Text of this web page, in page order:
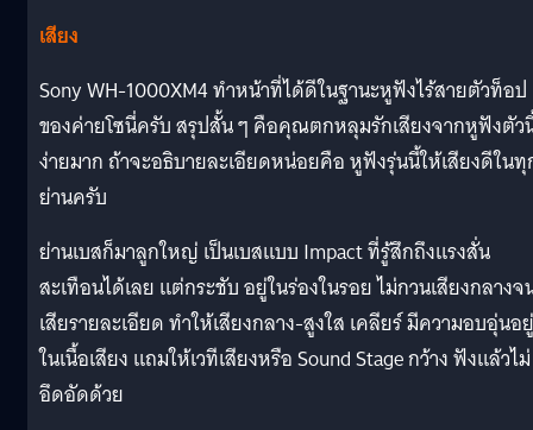
เสียง
Sony WH-1000XM4 ทำหน้าที่ได้ดีในฐานะหูฟังไร้สายตัวท็อป
ของค่ายโซนี่ครับ สรุปสั้น ๆ คือคุณตกหลุมรักเสียงจากหูฟังตัว
ง่ายมาก ถ้าจะอธิบายละเอียดหน่อยคือ หูฟังรุ่นนี้ให้เสียงดีใน
ย่านครับ
ย่านเบสก็มาลูกใหญ่ เป็นเบสแบบ Impact ที่รู้สึกถึงแรงสั่น
สะเทือนได้เลย แต่กระชับ อยู่ในร่องในรอย ไม่กวนเสียงกลางจ
เสียรายละเอียด ทำให้เสียงกลาง-สูงใส เคลียร์ มีความอบอุ่นอยู่
ในเนื้อเสียง แถมให้เวทีเสียงหรือ Sound Stage กว้าง ฟังแล้วไม่
อึดอัดด้วย